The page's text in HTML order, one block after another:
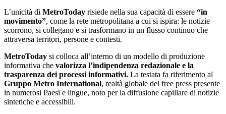
L’unicità di MetroToday risiede nella sua capacità di essere “in
movimento”, come la rete metropolitana a cui si ispira: le notizie
scorrono, si collegano e si trasformano in un flusso continuo che
attraversa territori, persone e contesti.
MetroToday si colloca all’interno di un modello di produzione
informativa che valorizza l’indipendenza redazionale e la
trasparenza dei processi informativi. La testata fa riferimento al
Gruppo Metro International, realtà globale del free press presente
in numerosi Paesi e lingue, noto per la diffusione capillare di notizie
sintetiche e accessibili.